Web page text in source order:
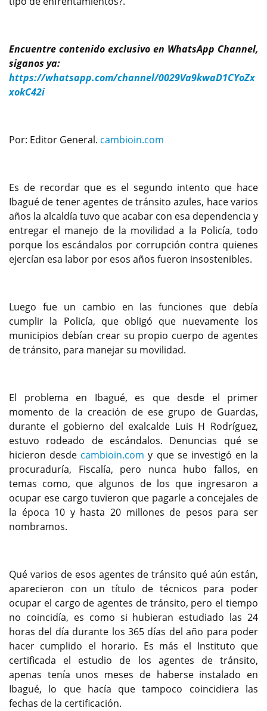
Encuentre contenido exclusivo en WhatsApp Channel,
siganos ya:
https://whatsapp.com/channel/0029Va9kwaD1CYoZx
xokC42i
Por: Editor General. cambioin.com
Es de recordar que es el segundo intento que hace
Ibagué de tener agentes de tránsito azules, hace varios
años la alcaldía tuvo que acabar con esa dependencia y
entregar el manejo de la movilidad a la Policía, todo
porque los escándalos por corrupción contra quienes
ejercían esa labor por esos años fueron insostenibles.
Luego fue un cambio en las funciones que debía
cumplir la Policía, que obligó que nuevamente los
municipios debían crear su propio cuerpo de agentes
de tránsito, para manejar su movilidad.
El problema en Ibagué, es que desde el primer
momento de la creación de ese grupo de Guardas,
durante el gobierno del exalcalde Luis H Rodríguez,
estuvo rodeado de escándalos. Denuncias qué se
hicieron desde cambioin.com y que se investigó en la
procuraduría, Fiscalía, pero nunca hubo fallos, en
temas como, que algunos de los que ingresaron a
ocupar ese cargo tuvieron que pagarle a concejales de
la época 10 y hasta 20 millones de pesos para ser
nombramos.
Qué varios de esos agentes de tránsito qué aún están,
aparecieron con un título de técnicos para poder
ocupar el cargo de agentes de tránsito, pero el tiempo
no coincidía, es como si hubieran estudiado las 24
horas del día durante los 365 días del año para poder
hacer cumplido el horario. Es más el Instituto que
certificada el estudio de los agentes de tránsito,
apenas tenía unos meses de haberse instalado en
Ibagué, lo que hacía que tampoco coincidiera las
fechas de la certificación.